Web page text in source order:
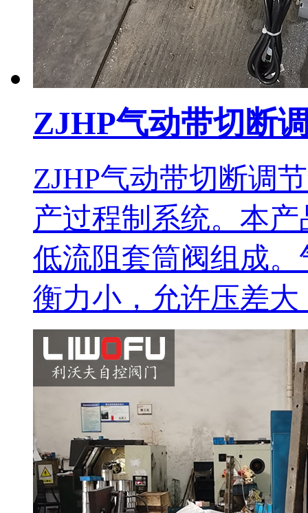
ZJHP气动带切断
ZJHP气动带切断调
产过程制系统。本
低流阻套筒阀组成
衡力小，允许压差